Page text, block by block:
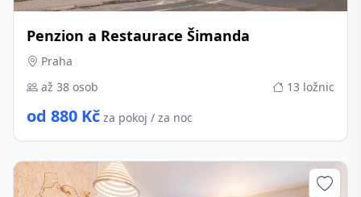
Penzion a Restaurace Šimanda
Praha
až 38 osob
13 ložnic
od 880 Kč za pokoj / za noc